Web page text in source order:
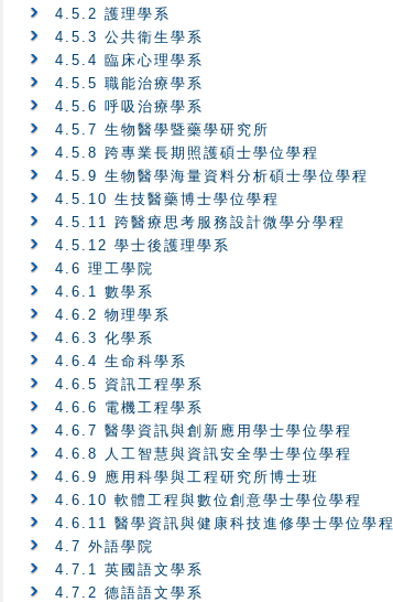
4.5.2 護理學系
4.5.3 公共衛生學系
4.5.4 臨床心理學系
4.5.5 職能治療學系
4.5.6 呼吸治療學系
4.5.7 生物醫學暨藥學研究所
4.5.8 跨專業長期照護碩士學位學程
4.5.9 生物醫學海量資料分析碩士學位學程
4.5.10 生技醫藥博士學位學程
4.5.11 跨醫療思考服務設計微學分學程
4.5.12 學士後護理學系
4.6 理工學院
4.6.1 數學系
4.6.2 物理學系
4.6.3 化學系
4.6.4 生命科學系
4.6.5 資訊工程學系
4.6.6 電機工程學系
4.6.7 醫學資訊與創新應用學士學位學程
4.6.8 人工智慧與資訊安全學士學位學程
4.6.9 應用科學與工程研究所博士班
4.6.10 軟體工程與數位創意學士學位學程
4.6.11 醫學資訊與健康科技進修學士學位學程
4.7 外語學院
4.7.1 英國語文學系
4.7.2 德語語文學系